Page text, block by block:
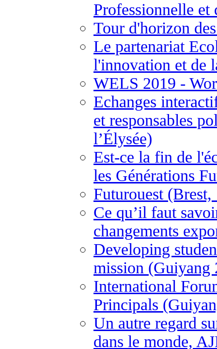
Professionnelle
Tour d'horizon
Le partenariat
l'innovation et de
WELS 2019 -
Echanges
et responsables
l’Élysée)
Est-ce la fin de
les Générations
Futurouest
Ce qu’il faut
changements
Developing
mission (Guiyang
International
Principals
Un autre regard
dans le monde,